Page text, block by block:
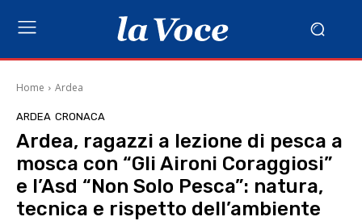
Home Ardea
ARDEA CRONACA
Ardea, ragazzi a lezione di pesca a
mosca con “Gli Aironi Coraggiosi”
e l’Asd “Non Solo Pesca”: natura,
tecnica e rispetto dell’ambiente